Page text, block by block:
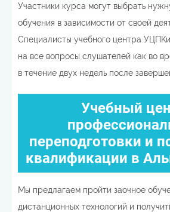
Участники курса могут выбрать
обучения в зависимости от своей
Специалисты учебного центра
на все вопросы слушателей как во
в течение двух недель после
Учебный
переподготовки и
квалификации в
Мы предлагаем пройти заочное
дистанционных технологий и